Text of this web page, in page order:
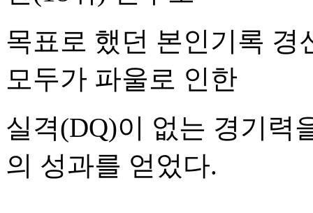
목표로 했던 본인기록 경
모두가 파울로 인한
실격(DQ)이 없는 경기력
의 성과를 얻었다.